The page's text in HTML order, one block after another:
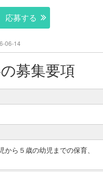
応募する
06-14
募集要項
ら５歳の幼児までの保育、